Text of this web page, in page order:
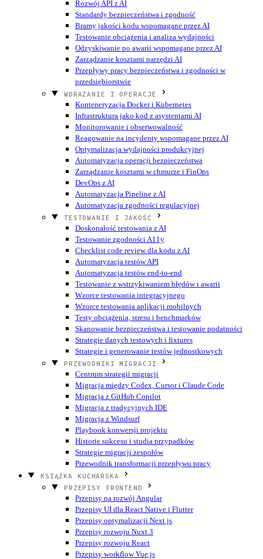
Rozwój API z AI
Standardy bezpieczeństwa i zgodność
Bramy jakości kodu wspomagane przez AI
Testowanie obciążenia i analiza wydajności
Odzyskiwanie po awarii wspomagane przez AI
Zarządzanie kosztami narzędzi AI
Przepływy pracy bezpieczeństwa i zgodności w
przedsiębiorstwie
WDRAŻANIE I OPERACJE
Konteneryzacja Docker i Kubernetes
Infrastruktura jako kod z asystentami AI
Monitorowanie i obserwowalność
Reagowanie na incydenty wspomagane przez AI
Optymalizacja wydajności produkcyjnej
Automatyzacja operacji bezpieczeństwa
Zarządzanie kosztami w chmurze i FinOps
DevOps z AI
Automatyzacja Pipeline z AI
Automatyzacja zgodności regulacyjnej
TESTOWANIE I JAKOŚĆ
Doskonałość testowania z AI
Testowanie zgodności A11y
Checklist code review dla kodu z AI
Automatyzacja testów API
Automatyzacja testów end-to-end
Testowanie z wstrzykiwaniem błędów i awarii
Wzorce testowania integracyjnego
Wzorce testowania aplikacji mobilnych
Testy obciążenia, stresu i benchmarków
Skanowanie bezpieczeństwa i testowanie podatności
Strategie danych testowych i fixtures
Strategie i generowanie testów jednostkowych
PRZEWODNIKI MIGRACJI
Centrum strategii migracji
Migracja między Codex, Cursor i Claude Code
Migracja z GitHub Copilot
Migracja z tradycyjnych IDE
Migracja z Windsurf
Playbook konwersji projektu
Historie sukcesu i studia przypadków
Strategie migracji zespołów
Przewodnik transformacji przepływu pracy
KSIĄŻKA KUCHARSKA
PRZEPISY FRONTEND
Przepisy na rozwój Angular
Przepisy UI dla React Native i Flutter
Przepisy optymalizacji Next.js
Przepisy rozwoju Nuxt 3
Przepisy rozwoju React
Przepisy workflow Vue.js